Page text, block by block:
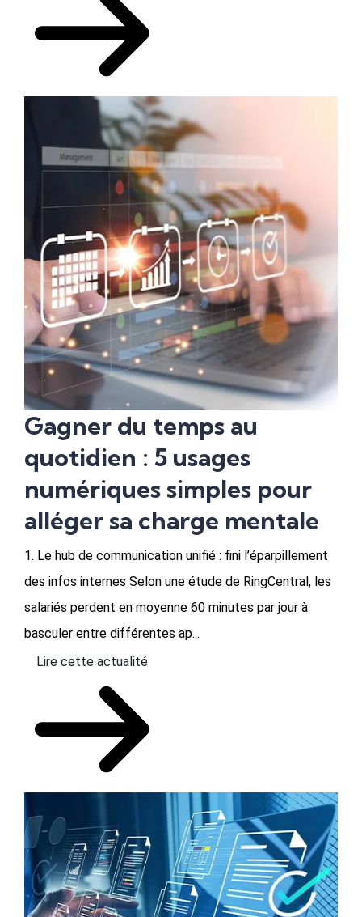
Gagner du temps au
quotidien : 5 usages
numériques simples pour
alléger sa charge mentale
1. Le hub de communication unifié : fini l’éparpillement
des infos internes Selon une étude de RingCentral, les
salariés perdent en moyenne 60 minutes par jour à
basculer entre différentes ap...
Lire cette actualité